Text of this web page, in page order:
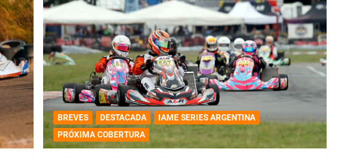
BREVES DESTACADA
IAME SERIES ARGENTINA
PRÓXIMA COBERTURA